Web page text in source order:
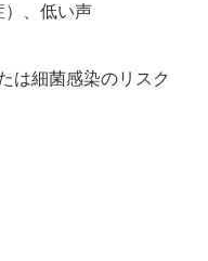
、低い声
は細菌感染のリスク